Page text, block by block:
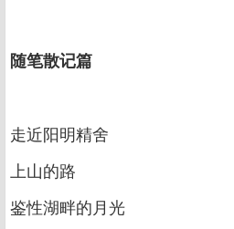
随笔散记篇
走近阳明精舍
上山的路
鉴性湖畔的月光